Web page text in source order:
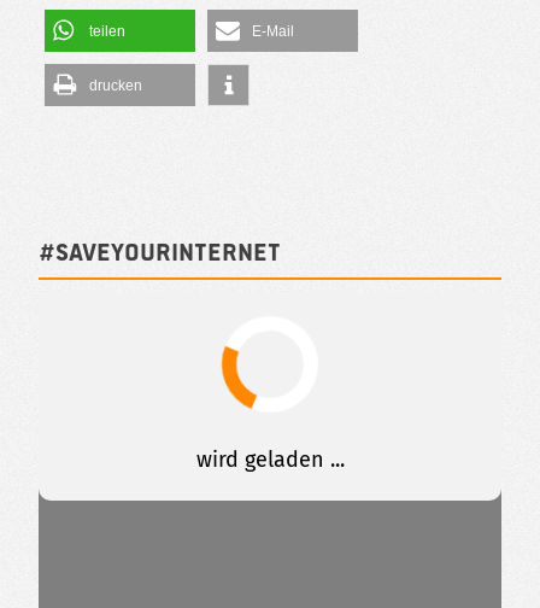
teilen E-Mail
drucken
#SAVEYOURINTERNET